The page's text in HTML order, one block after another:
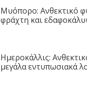
Μυόπορο: Ανθεκτικό
φράχτη και
Ημεροκάλλις:
μεγάλα εντυπωσιακά